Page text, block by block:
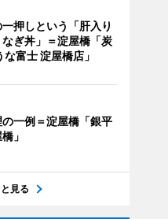
一押しという「肝入り
なぎ丼」＝淀屋橋「炭
な富士 淀屋橋店」
一例＝淀屋橋「銀平
」
見る